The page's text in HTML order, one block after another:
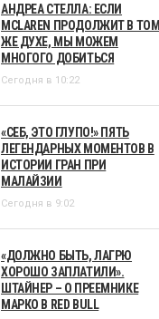
АНДРЕА СТЕЛЛА: ЕСЛИ
MCLAREN ПРОДОЛЖИТ В ТОМ
ЖЕ ДУХЕ, МЫ МОЖЕМ
МНОГОГО ДОБИТЬСЯ
Сегодня в 10:22
«СЕБ, ЭТО ГЛУПО!» ПЯТЬ
ЛЕГЕНДАРНЫХ МОМЕНТОВ В
ИСТОРИИ ГРАН ПРИ
МАЛАЙЗИИ
Сегодня в 9:02
«ДОЛЖНО БЫТЬ, ЛАГРЮ
ХОРОШО ЗАПЛАТИЛИ».
ШТАЙНЕР – О ПРЕЕМНИКЕ
МАРКО В RED BULL